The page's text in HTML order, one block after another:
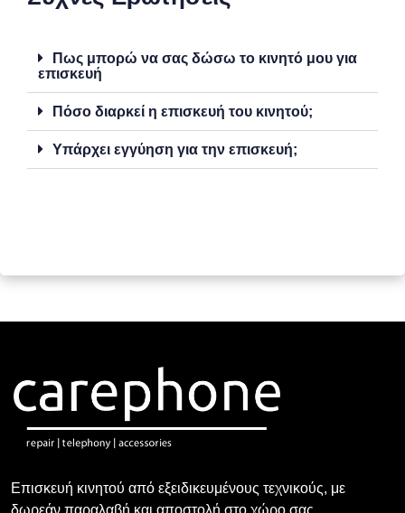
Πως μπορώ να σας δώσω το κινητό μου για
επισκευή
Πόσο διαρκεί η επισκευή του κινητού;
Υπάρχει εγγύηση για την επισκευή;
Επισκευή κινητού από εξειδικευμένους τεχνικούς, με